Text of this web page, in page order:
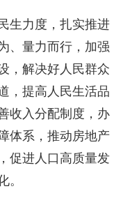
生力度，扎实推进
、量力而行，加强
，解决好人民群众
，提高人民生活品
收入分配制度，办
体系，推动房地产
促进人口高质量发
。